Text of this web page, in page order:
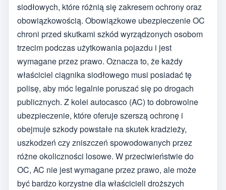
siodłowych, które różnią się zakresem ochrony oraz
obowiązkowością. Obowiązkowe ubezpieczenie OC
chroni przed skutkami szkód wyrządzonych osobom
trzecim podczas użytkowania pojazdu i jest
wymagane przez prawo. Oznacza to, że każdy
właściciel ciągnika siodłowego musi posiadać tę
polisę, aby móc legalnie poruszać się po drogach
publicznych. Z kolei autocasco (AC) to dobrowolne
ubezpieczenie, które oferuje szerszą ochronę i
obejmuje szkody powstałe na skutek kradzieży,
uszkodzeń czy zniszczeń spowodowanych przez
różne okoliczności losowe. W przeciwieństwie do
OC, AC nie jest wymagane przez prawo, ale może
być bardzo korzystne dla właścicieli droższych